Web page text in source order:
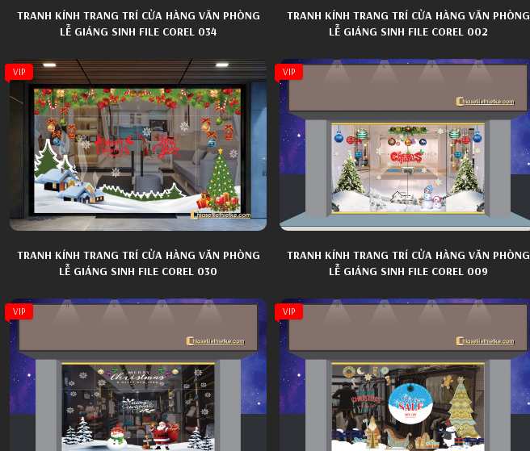
TRANH KÍNH TRANG TRÍ CỬA HÀNG VĂN PHÒNG
LỄ GIÁNG SINH FILE COREL 034
TRANH KÍNH TRANG TRÍ CỬA HÀNG VĂN PHÒNG
LỄ GIÁNG SINH FILE COREL 002
VIP
TRANH KÍNH TRANG TRÍ CỬA HÀNG VĂN PHÒNG
LỄ GIÁNG SINH FILE COREL 030
VIP
TRANH KÍNH TRANG TRÍ CỬA HÀNG VĂN PHÒNG
LỄ GIÁNG SINH FILE COREL 009
VIP VIP